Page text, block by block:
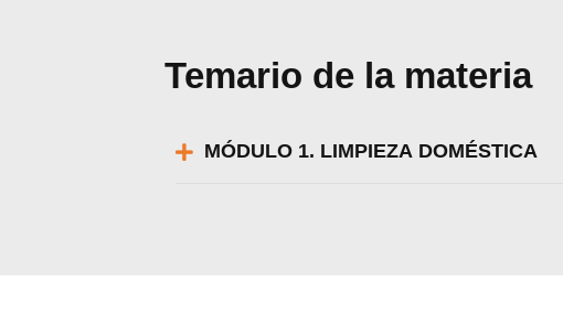
Temario de la materia
MÓDULO 1. LIMPIEZA DOMÉSTICA